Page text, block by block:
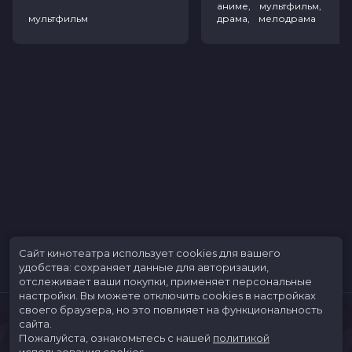
мультфильм
аниме, мультфильм,
драма, мелодрама
Сайт кинотеатра использует cookies для вашего
удобства: сохраняет данные для авторизации,
отслеживает ваши покупки, применяет персональные
настройки. Вы можете отключить cookies в настройках
своего браузера, но это повлияет на функциональность
сайта.
Пожалуйста, ознакомьтесь с нашей политикой